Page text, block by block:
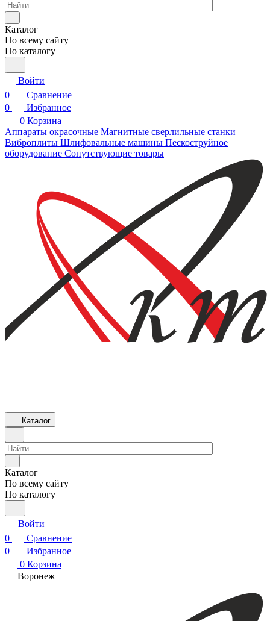
Каталог
По всему сайту
По каталогу
Войти
0
Сравнение
0
Избранное
0 Корзина
Аппараты окрасочные Магнитные сверлильные станки
Виброплиты Шлифовальные машины Пескоструйное
оборудование Сопутствующие товары
Каталог
Каталог
По всему сайту
По каталогу
Войти
0
Сравнение
0
Избранное
0 Корзина
Воронеж